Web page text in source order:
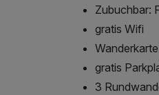
Zubuchbar:
gratis Wifi
gratis
3